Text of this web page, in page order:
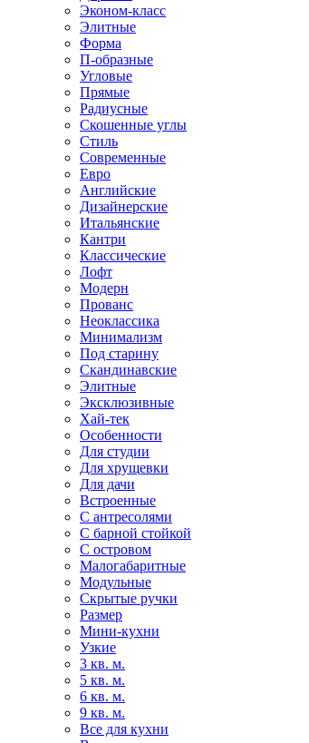
Эконом-класс
Элитные
Форма
П-образные
Угловые
Прямые
Радиусные
Скошенные углы
Стиль
Современные
Евро
Английские
Дизайнерские
Итальянские
Кантри
Классические
Лофт
Модерн
Прованс
Неоклассика
Минимализм
Под старину
Скандинавские
Элитные
Эксклюзивные
Хай-тек
Особенности
Для студии
Для хрущевки
Для дачи
Встроенные
С антресолями
С барной стойкой
С островом
Малогабаритные
Модульные
Скрытые ручки
Размер
Мини-кухни
Узкие
3 кв. м.
5 кв. м.
6 кв. м.
9 кв. м.
Все для кухни